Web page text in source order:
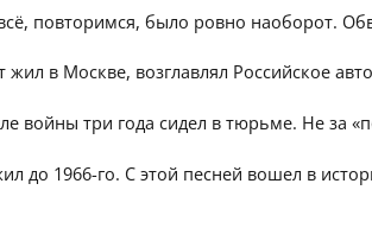
повторимся, было ровно наоборот.
жил в Москве, возглавлял Российское
войны три года сидел в тюрьме. Не за
до 1966-го. С этой песней вошел в